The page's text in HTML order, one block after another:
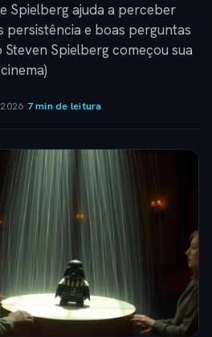
Spielberg ajuda a perceber
persistência e boas perguntas
Spielberg começou sua
· 7 min de leitura